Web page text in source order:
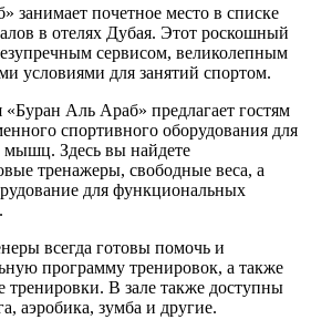
занимает почетное место в списке
в отелях Дубая. Этот роскошный
сервисом, великолепным
условиями для занятий спортом.
Аль Араб» предлагает гостям
спортивного оборудования для
мышц. Здесь вы найдете
тренажеры, свободные веса, а
для функциональных
всегда готовы помочь и
программу тренировок, а также
тренировки. В зале также доступны
аэробика, зумба и другие.